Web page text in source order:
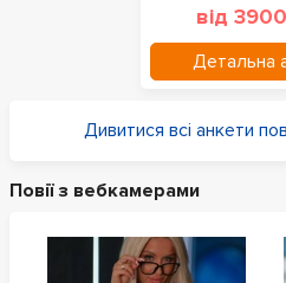
від
Детальна
Дивитися всі анкети
Повії з вебкамерами